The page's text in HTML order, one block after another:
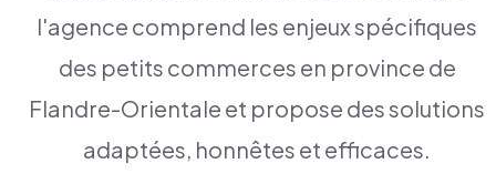
l'agence comprend les enjeux spécifiques
des petits commerces en province de
Flandre-Orientale et propose des solutions
adaptées, honnêtes et efficaces.